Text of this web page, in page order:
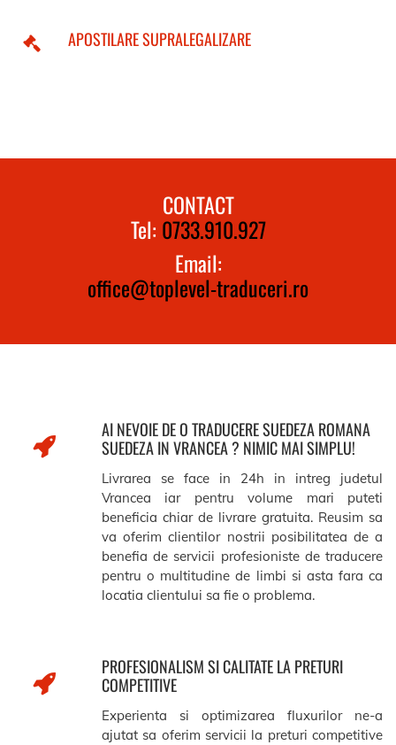
APOSTILARE SUPRALEGALIZARE
CONTACT
Tel: 0733.910.927
Email:
office@toplevel-traduceri.ro
AI NEVOIE DE O TRADUCERE SUEDEZA ROMANA
SUEDEZA IN VRANCEA ? NIMIC MAI SIMPLU!
Livrarea se face in 24h in intreg judetul
Vrancea iar pentru volume mari puteti
beneficia chiar de livrare gratuita. Reusim sa
va oferim clientilor nostrii posibilitatea de a
benefia de servicii profesioniste de traducere
pentru o multitudine de limbi si asta fara ca
locatia clientului sa fie o problema.
PROFESIONALISM SI CALITATE LA PRETURI
COMPETITIVE
Experienta si optimizarea fluxurilor ne-a
ajutat sa oferim servicii la preturi competitive